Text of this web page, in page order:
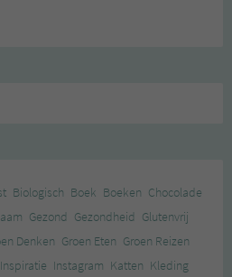
Biologisch Boek Boeken Chocolade
Gezond Gezondheid Glutenvrij
Denken Groen Eten Groen Reizen
Inspiratie Instagram Katten Kleding